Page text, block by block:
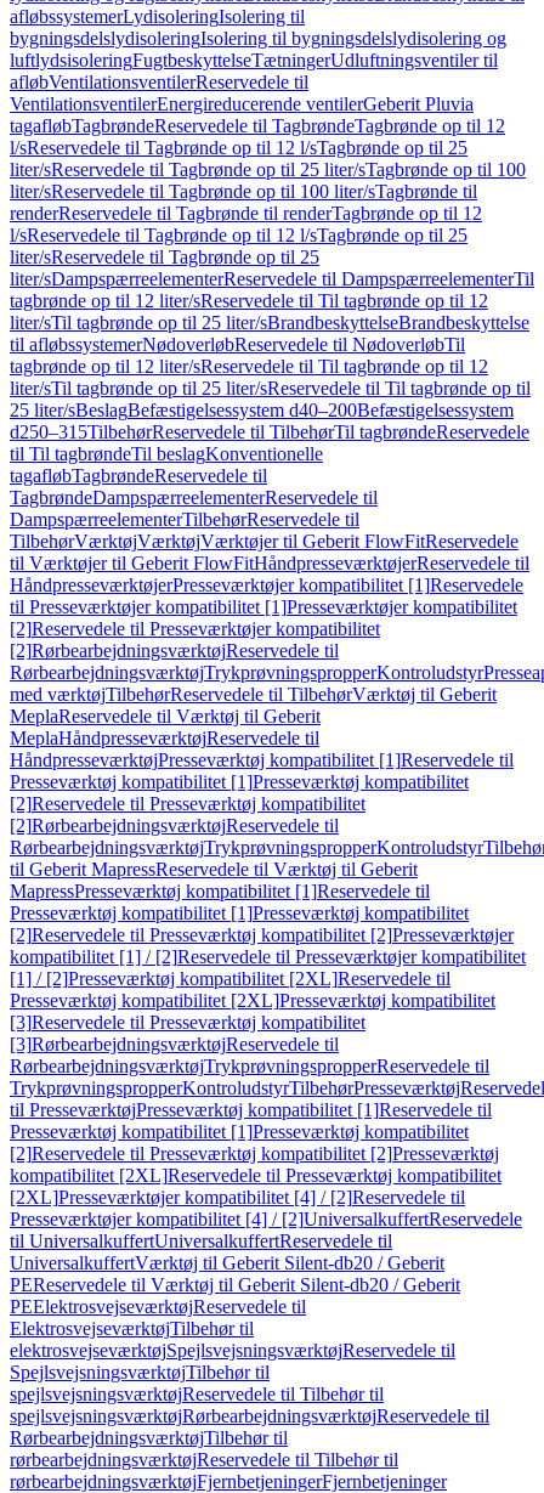
afløbssystemerLydisoleringIsolering til
bygningsdelslydisoleringIsolering til bygningsdelslydisolering og
luftlydsisoleringFugtbeskyttelseTætningerUdluftningsventiler til
afløbVentilationsventilerReservedele til
VentilationsventilerEnergireducerende ventilerGeberit Pluvia
tagafløbTagbrøndeReservedele til TagbrøndeTagbrønde op til 12
l/sReservedele til Tagbrønde op til 12 l/sTagbrønde op til 25
liter/sReservedele til Tagbrønde op til 25 liter/sTagbrønde op til 100
liter/sReservedele til Tagbrønde op til 100 liter/sTagbrønde til
renderReservedele til Tagbrønde til renderTagbrønde op til 12
l/sReservedele til Tagbrønde op til 12 l/sTagbrønde op til 25
liter/sReservedele til Tagbrønde op til 25
liter/sDampspærreelementerReservedele til DampspærreelementerTil
tagbrønde op til 12 liter/sReservedele til Til tagbrønde op til 12
liter/sTil tagbrønde op til 25 liter/sBrandbeskyttelseBrandbeskyttelse
til afløbssystemerNødoverløbReservedele til NødoverløbTil
tagbrønde op til 12 liter/sReservedele til Til tagbrønde op til 12
liter/sTil tagbrønde op til 25 liter/sReservedele til Til tagbrønde op til
25 liter/sBeslagBefæstigelsessystem d40–200Befæstigelsessystem
d250–315TilbehørReservedele til TilbehørTil tagbrøndeReservedele
til Til tagbrøndeTil beslagKonventionelle
tagafløbTagbrøndeReservedele til
TagbrøndeDampspærreelementerReservedele til
DampspærreelementerTilbehørReservedele til
TilbehørVærktøjVærktøjVærktøjer til Geberit FlowFitReservedele
til Værktøjer til Geberit FlowFitHåndpresseværktøjerReservedele til
HåndpresseværktøjerPresseværktøjer kompatibilitet [1]Reservedele
til Presseværktøjer kompatibilitet [1]Presseværktøjer kompatibilitet
[2]Reservedele til Presseværktøjer kompatibilitet
[2]RørbearbejdningsværktøjReservedele til
RørbearbejdningsværktøjTrykprøvningspropperKontroludstyr
med værktøjTilbehørReservedele til TilbehørVærktøj til Geberit
MeplaReservedele til Værktøj til Geberit
MeplaHåndpresseværktøjReservedele til
HåndpresseværktøjPresseværktøj kompatibilitet [1]Reservedele til
Presseværktøj kompatibilitet [1]Presseværktøj kompatibilitet
[2]Reservedele til Presseværktøj kompatibilitet
[2]RørbearbejdningsværktøjReservedele til
RørbearbejdningsværktøjTrykprøvningspropperKontroludstyr
til Geberit MapressReservedele til Værktøj til Geberit
MapressPresseværktøj kompatibilitet [1]Reservedele til
Presseværktøj kompatibilitet [1]Presseværktøj kompatibilitet
[2]Reservedele til Presseværktøj kompatibilitet [2]Presseværktøjer
kompatibilitet [1] / [2]Reservedele til Presseværktøjer kompatibilitet
[1] / [2]Presseværktøj kompatibilitet [2XL]Reservedele til
Presseværktøj kompatibilitet [2XL]Presseværktøj kompatibilitet
[3]Reservedele til Presseværktøj kompatibilitet
[3]RørbearbejdningsværktøjReservedele til
RørbearbejdningsværktøjTrykprøvningspropperReservedele til
TrykprøvningspropperKontroludstyrTilbehørPresseværktøj
til PresseværktøjPresseværktøj kompatibilitet [1]Reservedele til
Presseværktøj kompatibilitet [1]Presseværktøj kompatibilitet
[2]Reservedele til Presseværktøj kompatibilitet [2]Presseværktøj
kompatibilitet [2XL]Reservedele til Presseværktøj kompatibilitet
[2XL]Presseværktøjer kompatibilitet [4] / [2]Reservedele til
Presseværktøjer kompatibilitet [4] / [2]UniversalkuffertReservedele
til UniversalkuffertUniversalkuffertReservedele til
UniversalkuffertVærktøj til Geberit Silent-db20 / Geberit
PEReservedele til Værktøj til Geberit Silent-db20 / Geberit
PEElektrosvejseværktøjReservedele til
ElektrosvejseværktøjTilbehør til
elektrosvejseværktøjSpejlsvejsningsværktøjReservedele til
SpejlsvejsningsværktøjTilbehør til
spejlsvejsningsværktøjReservedele til Tilbehør til
spejlsvejsningsværktøjRørbearbejdningsværktøjReservedele til
RørbearbejdningsværktøjTilbehør til
rørbearbejdningsværktøjReservedele til Tilbehør til
rørbearbejdningsværktøjFjernbetjeningerFjernbetjeninger